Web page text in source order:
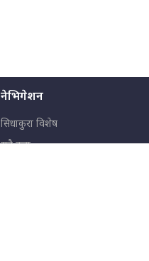
नेभिगेशन
सिधाकुरा विशेष
सबै कुरा